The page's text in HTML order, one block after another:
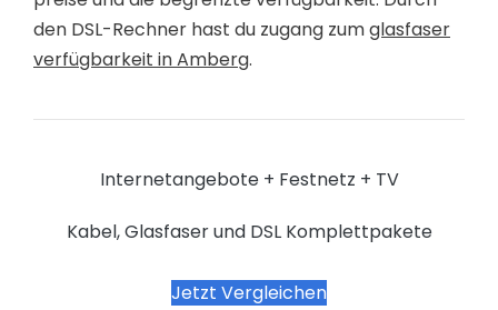
den DSL-Rechner hast du zugang zumglasfaser
verfügbarkeit in Amberg.
Internetangebote + Festnetz + TV
Kabel, Glasfaser und DSL Komplettpakete
Jetzt Vergleichen